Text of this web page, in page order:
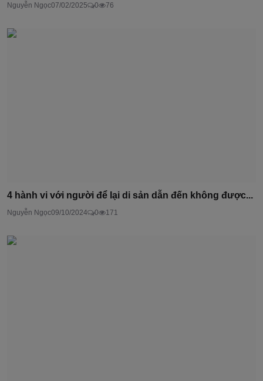
Nguyễn Ngọc07/02/2025 0 76
4 hành vi với người để lại di sản dẫn đến không được...
Nguyễn Ngọc09/10/2024 0 171